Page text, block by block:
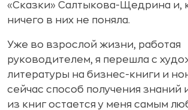
«Сказки» Салтыкова-Щедрина и,
ничего в них не поняла.
Уже во взрослой жизни, работая
руководителем, я перешла с
литературы на бизнес-книги и
сейчас способ получения знаний
из книг остается у меня самым